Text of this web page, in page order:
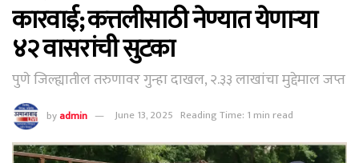
कारवाई; कत्तलीसाठी नेण्यात येणाऱ्या
४२ वासरांची सुटका
पुणे जिल्ह्यातील तरुणावर गुन्हा दाखल, २.३३ लाखांचा मुद्देमाल जप्त
byadmin June 13, 2025 Reading Time: 1 min read